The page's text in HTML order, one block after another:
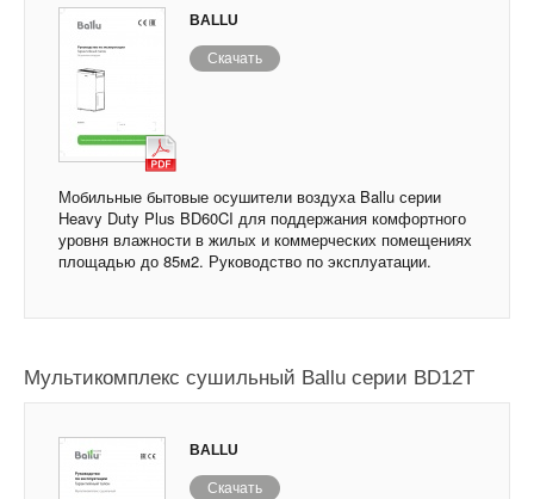
BALLU
Скачать
Мобильные бытовые осушители воздуха Ballu серии
Heavy Duty Plus BD60CI для поддержания комфортного
уровня влажности в жилых и коммерческих помещениях
площадью до 85м2. Руководство по эксплуатации.
Мультикомплекс сушильный Ballu серии BD12T
BALLU
Скачать